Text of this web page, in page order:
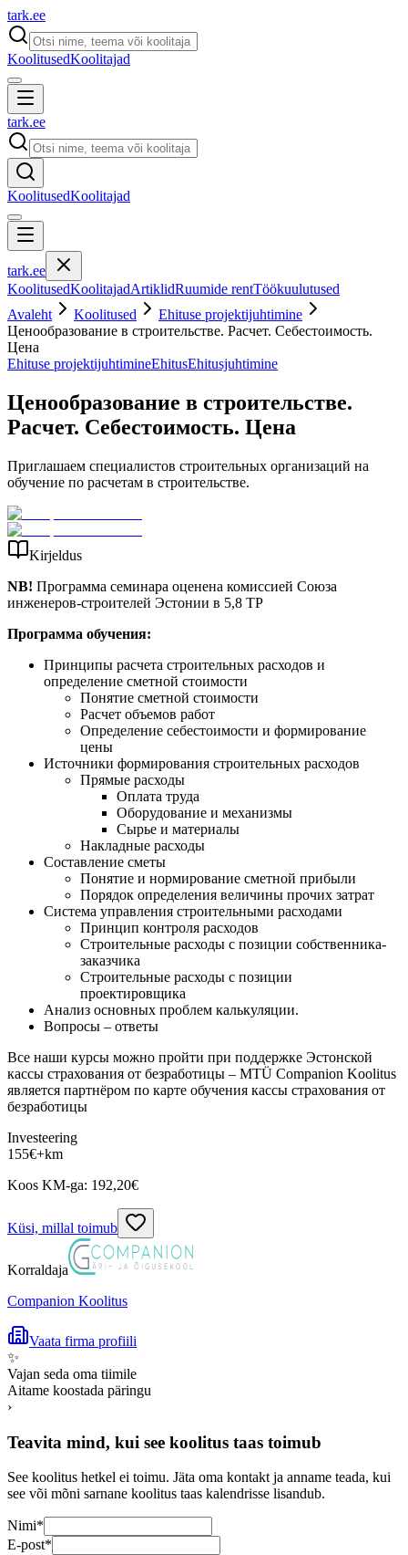
tark.ee
KoolitusedKoolitajad
tark.ee
KoolitusedKoolitajad
tark.ee
KoolitusedKoolitajadArtiklidRuumide rentTöökuulutused
Avaleht
Koolitused
Ehituse projektijuhtimine
Ценообразование в строительстве. Расчет. Себестоимость.
Цена
Ehituse projektijuhtimineEhitusEhitusjuhtimine
Ценообразование в строительстве.
Расчет. Себестоимость. Цена
Приглашаем специалистов строительных организаций на
обучение по расчетам в строительстве.
Kirjeldus
NB! Программа семинара оценена комиссией Союза
инженеров-строителей Эстонии в 5,8 TP
Программа обучения:
Принципы расчета строительных расходов и
определение сметной стоимости
Понятие сметной стоимости
Расчет объемов работ
Определение себестоимости и формирование
цены
Источники формирования строительных расходов
Прямые расходы
Оплата труда
Оборудование и механизмы
Сырье и материалы
Накладные расходы
Составление сметы
Понятие и нормирование сметной прибыли
Порядок определения величины прочих затрат
Система управления строительными расходами
Принцип контроля расходов
Строительные расходы с позиции собственника-
заказчика
Строительные расходы с позиции
проектировщика
Анализ основных проблем калькуляции.
Вопросы – ответы
Все наши курсы можно пройти при поддержке Эстонской
кассы страхования от безработицы – MTÜ Companion Koolitus
является партнёром по карте обучения кассы страхования от
безработицы
Investeering
155€+km
Koos KM-ga: 192,20€
Küsi, millal toimub
Korraldaja
Companion Koolitus
Vaata firma profiili
✨
Vajan seda oma tiimile
Aitame koostada päringu
›
Teavita mind, kui see koolitus taas toimub
See koolitus hetkel ei toimu. Jäta oma kontakt ja anname teada, kui
see või mõni sarnane koolitus taas kalendrisse lisandub.
Nimi*
E-post*